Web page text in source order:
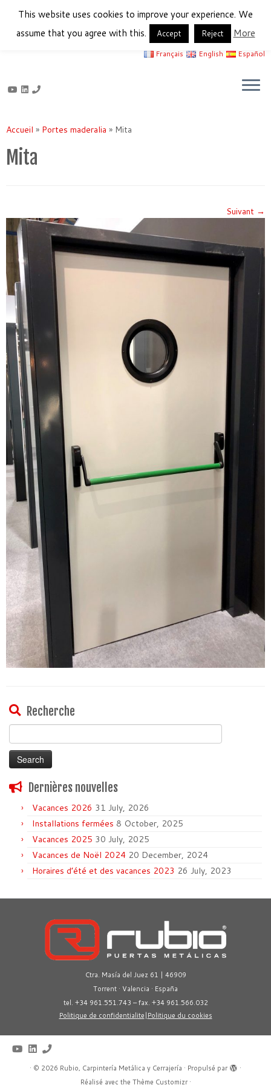
au
Español
English
Français
Accueil » Portes maderalia » Mita
Mita
Suivant →
Recherche
Search
for:
Dernières nouvelles
Vacances 2026 31 July, 2026
Installations fermées 8 October, 2025
Vacances 2025 30 July, 2025
Vacances de Noël 2024 20 December, 2024
Horaires d’été et des vacances 2023 26 July, 2023
Ctra. Masía del Juez 61 | 46909
Torrent · Valencia · España
tel. +34 961.551.743 – fax. +34 961.566.032
Politique de confidentialite|Politique du cookies
· © 2026 Rubio, Carpintería Metálica y Cerrajería · Propulsé par
·
Réalisé avec the Thème Customizr·
This website uses cookies to improve your experience. We
assume that you agree with this.
Accept Reject More